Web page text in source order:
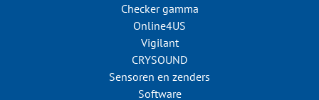
Checker gamma
Online4US
Vigilant
CRYSOUND
Sensoren en zenders
Software